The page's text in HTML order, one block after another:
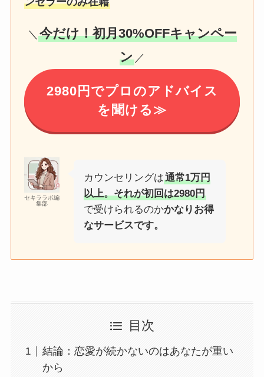
＼ 今だけ！初月30%OFFキャンペー
ン／
2980円でプロのアドバイス
を聞ける≫
セキララボ編
集部
カウンセリングは通常1万円
以上。それが初回は2980円
で受けられるのかかなりお得
なサービスです。
目次
結論：恋愛が続かないのはあなたが重い
から